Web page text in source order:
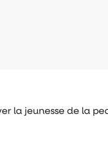
la jeunesse de la